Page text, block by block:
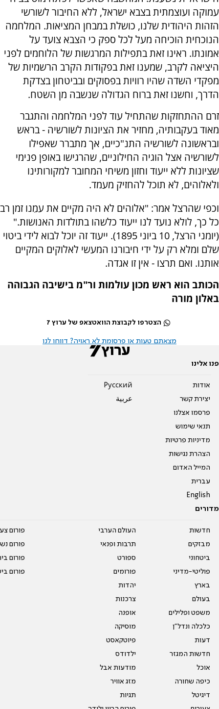
עמוקה ועוצמתית בצבא ישראל, ללא החיבור לשורשי
הזהות היהודית שלנו, כושלת במבחן המציאות. המלחמה
הנוכחית הוכיחה מעל לכל ספק כי הצבא צועד על
אמונתו. ראינו זאת בתפילות המרגשות של הלוחמים לפני
היציאה לקרב, שמענו זאת בפקודות הקרב הרשמיות של
מפקדי השדה שהיו רוויות בפסוקים ובביטחון בצדקת
הדרך, וחשנו זאת ברוח הגדולה שנשבה מן השטח.
זרם ההתחזקות שהתחיל עוד לפני המלחמה והתגבר
מאוד בעקבותיה, מחזיר את הציונות לשורשיה - בראש
ובראשונה לשורשיה התנ"כיים, אך מתברר שאפילו
לשורשיה אצל הוגיה החילוניים, שהרגישו באופן פנימי
שציונות ללא ייעוד וחזון משיחי המחובר למקורותינו
ולאלוהים, לא תוכל להחזיק מעמד.
וכפי שהרצל אמר: "אלוהים לא היה מקיים את עמֵנו זמן רב
כל כך, לולא נועד לנו ייעוד כלשהו בתולדות האנושות."
(יומני הרצל, 10 ביוני 1895). ייעוד זה יוכל לבוא לידי ביטוי
שלם ומלא רק על ידי חיבורנו המעשי לאלוקים המקיים
אותנו. ואם תרצו - אין זו אגדה.
הכותב הוא ראש מכון עולמות ור"מ בישיבה הגבוהה
באלון מורה
הצטרפו לקבוצת הוואטצאפ של ערוץ 7
מצאתם טעות או פרסומת לא ראויה? דווחו לנו
פנו אלינו
אודות
יצירת קשר
פרסמו אצלנו
תנאי שימוש
מדיניות פרטיות
הצהרת נגישות
המייל האדום
עברית
English
Pусский
عربية
מדורים
חדשות
מבזקים
ביטחוני
פוליטי-מדיני
בארץ
בעולם
משפט ופלילים
כלכלה ונדל"ן
דעות
חדשות המגזר
אוכל
כיפה שחורה
דיגיטל
העולם הערבי
תרבות ופנאי
ספורט
פורומים
יהדות
צרכנות
אופנה
מוסיקה
פיוטקאסט
ילדודס
מודעות אבל
מזג אוויר
תגיות
פורום
פורום
פורום
פורום